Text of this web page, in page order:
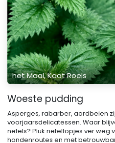
het Maal, Kaat Roels
Woeste pudding
Asperges, rabarber, aardbeien
voorjaarsdelicatessen. Waar
netels? Pluk neteltopjes ver weg
hondenroutes en met